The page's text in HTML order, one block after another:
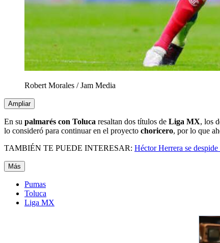
Robert Morales /Jam Media
Ampliar
En su palmarés con Toluca resaltan dos títulos de Liga MX, los
lo consideró para continuar en el proyecto choricero, por lo que
TAMBIÉN TE PUEDE INTERESAR: Héctor Herrera se
Más
Pumas
Toluca
Liga MX